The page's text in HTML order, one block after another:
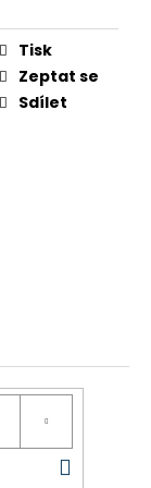
Tisk
Zeptat se
Sdílet